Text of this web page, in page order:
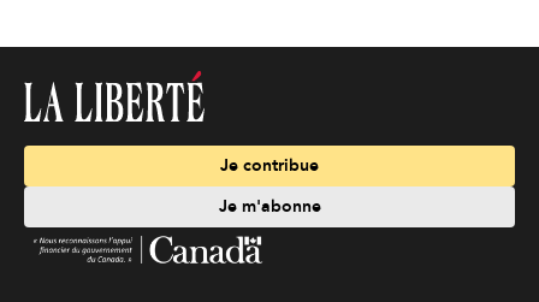
Je contribue
Je m'abonne